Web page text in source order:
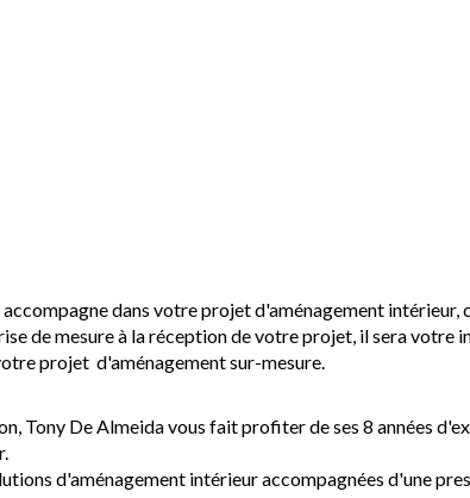
dans votre projet d'aménagement intérieur,
de mesure à la réception de votre projet, il sera votre
projet d'aménagement sur-mesure.
Tony De Almeida vous fait profiter de ses 8 années
d'aménagement intérieur accompagnées d'une